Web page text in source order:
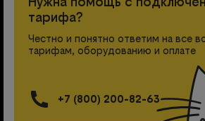
тарифа?
Честно и понятно ответим на все
тарифам, оборудованию и оплате
+7 (800) 200-82-63